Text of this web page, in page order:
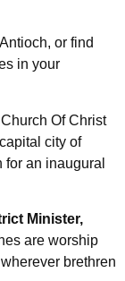
or find
in your
Of Christ
city of
an inaugural
Minister,
are worship
brethren